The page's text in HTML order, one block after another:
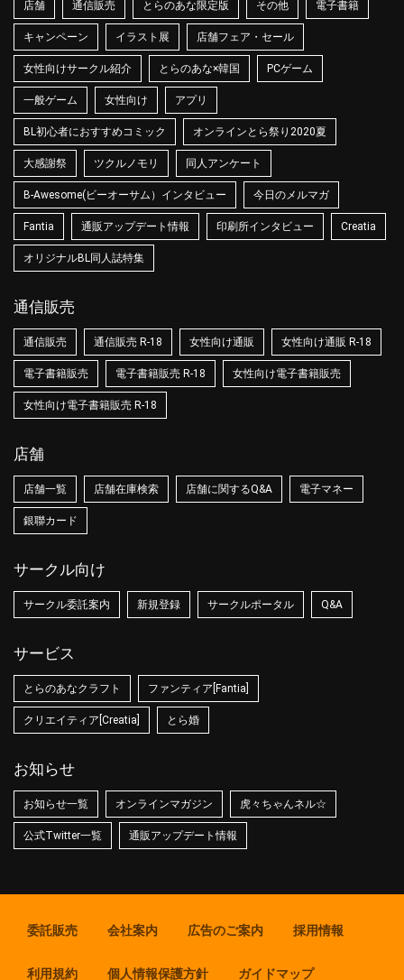
店舗 通信販売 とらのあな限定版 その他 電子書籍
キャンペーン イラスト展 店舗フェア・セール
女性向けサークル紹介 とらのあな×韓国 PCゲーム
一般ゲーム 女性向け アプリ
BL初心者におすすめコミック オンラインとら祭り2020夏
大感謝祭 ツクルノモリ 同人アンケート
B-Awesome(ビーオーサム）インタビュー 今日のメルマガ
Fantia 通販アップデート情報 印刷所インタビュー Creatia
オリジナルBL同人誌特集
通信販売
通信販売 通信販売 R-18 女性向け通販 女性向け通販 R-18
電子書籍販売 電子書籍販売 R-18 女性向け電子書籍販売
女性向け電子書籍販売 R-18
店舗
店舗一覧 店舗在庫検索 店舗に関するQ&A 電子マネー
銀聯カード
サークル向け
サークル委託案内 新規登録 サークルポータル Q&A
サービス
とらのあなクラフト ファンティア[Fantia]
クリエイティア[Creatia] とら婚
お知らせ
お知らせ一覧 オンラインマガジン 虎々ちゃんネル☆
公式Twitter一覧 通販アップデート情報
委託販売 会社案内 広告のご案内 採用情報
利用規約 個人情報保護方針 ガイドマップ